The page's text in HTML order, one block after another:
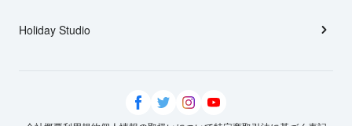
Holiday Studio